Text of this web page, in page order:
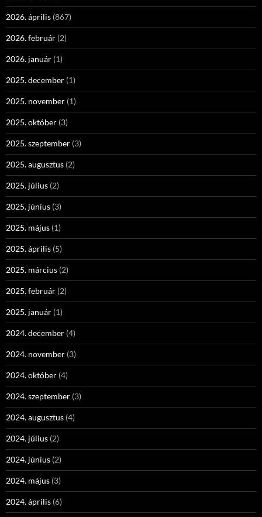
2026. április (867)
2026. február (2)
2026. január (1)
2025. december (1)
2025. november (1)
2025. október (3)
2025. szeptember (3)
2025. augusztus (2)
2025. július (2)
2025. június (3)
2025. május (1)
2025. április (5)
2025. március (2)
2025. február (2)
2025. január (1)
2024. december (4)
2024. november (3)
2024. október (4)
2024. szeptember (3)
2024. augusztus (4)
2024. július (2)
2024. június (2)
2024. május (3)
2024. április (6)